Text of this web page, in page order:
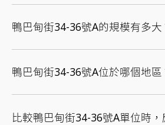
鴨巴甸街34-36號A的規模有多大
鴨巴甸街34-36號A位於哪個地區
比較鴨巴甸街34-36號A單位時